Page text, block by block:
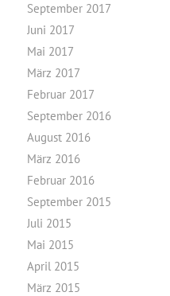
September 2017
Juni 2017
Mai 2017
März 2017
Februar 2017
September 2016
August 2016
März 2016
Februar 2016
September 2015
Juli 2015
Mai 2015
April 2015
März 2015